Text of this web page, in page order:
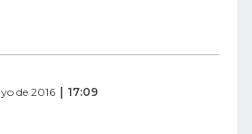
de 2016 17:09